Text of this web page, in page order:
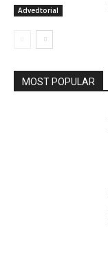
Advedtorial
MOST POPULAR